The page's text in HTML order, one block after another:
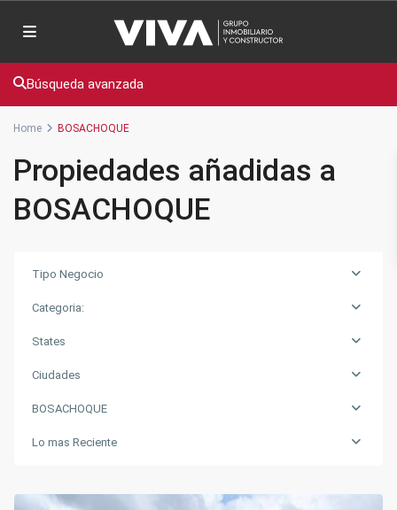
Búsqueda avanzada
Home BOSACHOQUE
Propiedades añadidas a
BOSACHOQUE
Tipo Negocio
Categoria:
States
Ciudades
BOSACHOQUE
Lo mas Reciente